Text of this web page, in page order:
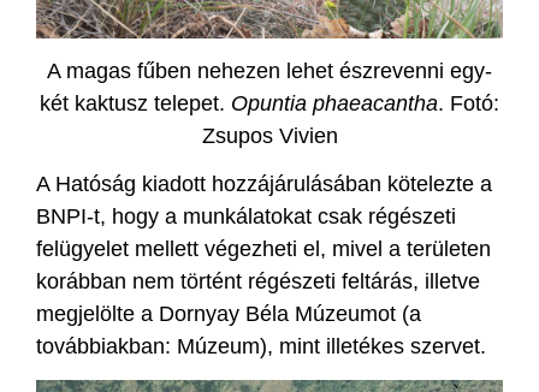
A magas fűben nehezen lehet észrevenni egy-
két kaktusz telepet. Opuntia phaeacantha. Fotó:
Zsupos Vivien
A Hatóság kiadott hozzájárulásában kötelezte a
BNPI-t, hogy a munkálatokat csak régészeti
felügyelet mellett végezheti el, mivel a területen
korábban nem történt régészeti feltárás, illetve
megjelölte a Dornyay Béla Múzeumot (a
továbbiakban: Múzeum), mint illetékes szervet.